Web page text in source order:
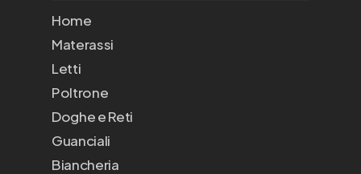
Home
Materassi
Letti
Poltrone
Doghe e Reti
Guanciali
Biancheria